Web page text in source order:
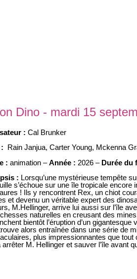
Dino - mardi 15
: Cal Brunker
Rain Janjua,Carter Young, Mckenna
: animation –Année : 2026 – Durée du
: Lorsqu’une mystérieuse tempête
s’échoue sur une île tropicale
! Ils y rencontrent Rex, un chiot
et devenu un véritable expert des
M.Hellinger, arrive lui aussi sur l’île
naturelles en creusant des
bientôt l’éruption d’un gigantesque
alors entraînée dans une série de
plus impressionnantes que tout
arrêter M. Hellinger et sauver l’île avant